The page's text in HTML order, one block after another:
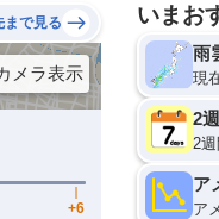
まで見る いまお
雨
現
2
2
ア
ア